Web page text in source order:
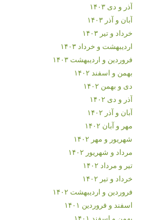
آذر و دی ۱۴۰۳
آبان و آذر ۱۴۰۳
خرداد و تیر ۱۴۰۳
اردیبهشت و خرداد ۱۴۰۳
فروردین و اردیبهشت ۱۴۰۳
بهمن و اسفند ۱۴۰۲
دی و بهمن ۱۴۰۲
آذر و دی ۱۴۰۲
آبان و آذر ۱۴۰۲
مهر و آبان ۱۴۰۲
شهریور و مهر ۱۴۰۲
مرداد و شهریور ۱۴۰۲
تیر و مرداد ۱۴۰۲
خرداد و تیر ۱۴۰۲
فروردین و اردیبهشت ۱۴۰۲
اسفند و فروردین ۱۴۰۱
بهمن و اسفند ۱۴۰۱